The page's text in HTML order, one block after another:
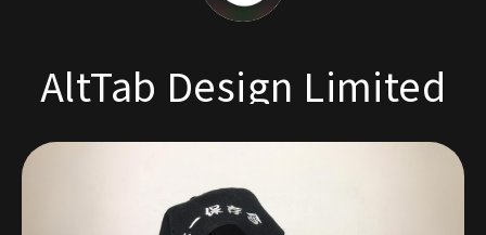
AltTab Design Limited